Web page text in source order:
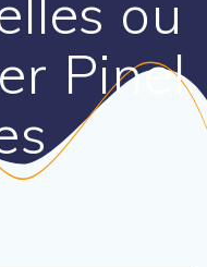
ou
Pinel